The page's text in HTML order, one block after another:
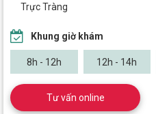
Trực Tràng
Khung giờ khám
8h - 12h 12h - 14h
Tư vấn online